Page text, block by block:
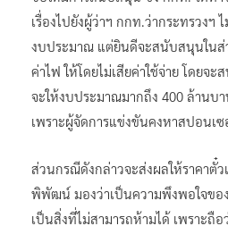
เรื่องไปยังผู้ว่าฯ กกท.ว่ากระทรวงฯ
งบประมาณ แต่ยินดีจะสนับสนุนใน
ค่าไฟ ให้โดยไม่เสียค่าใช้จ่าย โดยจ
จะให้งบประมาณมากถึง 400 ล้านบ
เพราะผู้จัดการแข่งขันคงหาสปอนเซ
ส่วนกรณีดังกล่าวจะส่งผลให้ราคาตั๋
พิพัฒน์ มองว่าเป็นความพึงพอใจขอ
เป็นสิ่งที่ไม่สามารถห้ามได้ เพราะถื